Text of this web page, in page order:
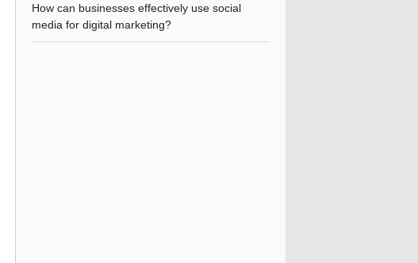
How can businesses effectively use social
media for digital marketing?